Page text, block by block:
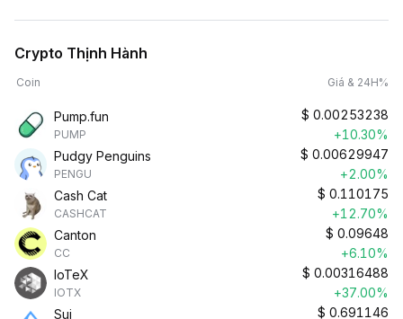
Crypto Thịnh Hành
Coin Giá & 24H%
Pump.fun
PUMP
$ 0.00253238
+10.30%
Pudgy Penguins
PENGU
$ 0.00629947
+2.00%
Cash Cat
CASHCAT
$ 0.110175
+12.70%
Canton
CC
$ 0.09648
+6.10%
IoTeX
IOTX
$ 0.00316488
+37.00%
Sui
$ 0.691146